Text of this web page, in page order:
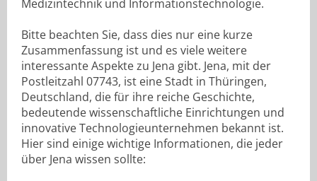
Medizintechnik und Informationstechnologie.
Bitte beachten Sie, dass dies nur eine kurze
Zusammenfassung ist und es viele weitere
interessante Aspekte zu Jena gibt. Jena, mit der
Postleitzahl 07743, ist eine Stadt in Thüringen,
Deutschland, die für ihre reiche Geschichte,
bedeutende wissenschaftliche Einrichtungen und
innovative Technologieunternehmen bekannt ist.
Hier sind einige wichtige Informationen, die jeder
über Jena wissen sollte: